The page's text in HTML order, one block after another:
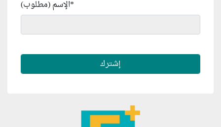
الإسم (مطلوب)*